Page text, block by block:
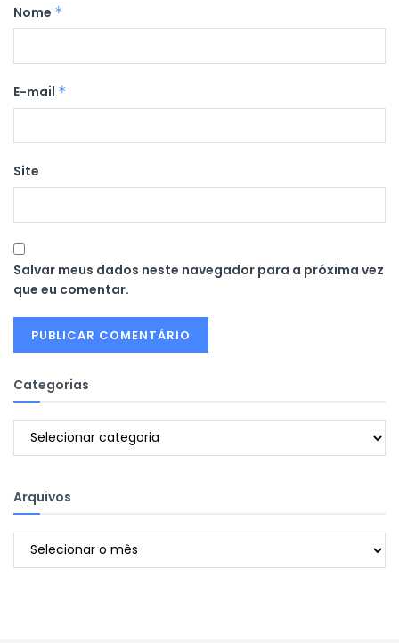
Nome *
E-mail *
Site
Salvar meus dados neste navegador para a próxima vez
que eu comentar.
Categorias
Categorias
Arquivos
Arquivos